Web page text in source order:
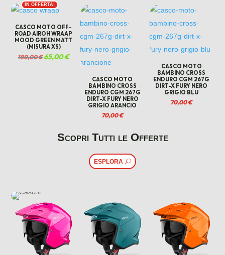
originale
400,00 €.
attuale
65,00 €.
180,00 €.
IN OFFERTA!
CASCO MOTO OFF-
ROAD AIROH WRAAP
MOOD GREEN MATT
(MISURA XS)
180,00€Il
65,00€Il
prezzo
65,00 €.
CASCO MOTO
BAMBINO CROSS
ENDURO CGM 267G
DIRT-X FURY NERO
GRIGIO ARANCIO
70,00€
CASCO MOTO
BAMBINO CROSS
ENDURO CGM 267G
DIRT-X FURY NERO
GRIGIO BLU
70,00€
Scopri Tutti le Offerte
ESPLORA